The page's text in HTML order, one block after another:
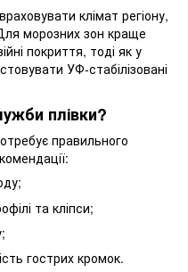
клімат регіону,
морозних зон краще
покриття, тоді як у
УФ-стабілізовані
плівки?
правильного
та кліпси;
гострих кромок.